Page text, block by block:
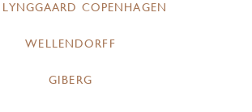
COPENHAGEN
WELLENDORFF
GIBERG